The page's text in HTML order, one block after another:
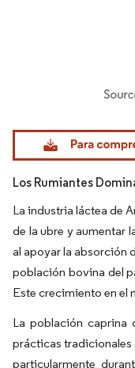
Imagen © Mordor
Los Rumiantes
La industria láctea de
de la ubre y aumentar
al apoyar la absorción
población bovina del
Este crecimiento en el
La población caprina
prácticas tradicionales
particularmente